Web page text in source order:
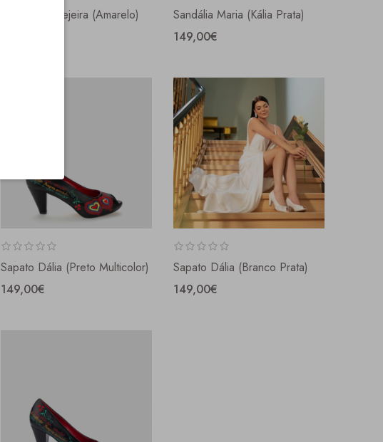
Sandália Cerejeira (Amarelo)
Sandália Maria (Kália Prata)
149,00€
Sapato Dália (preto Multicolor)
149,00€
Sapato Dália (branco Prata)
149,00€